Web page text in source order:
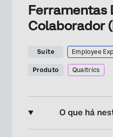
Ferramentas
Colaborador
Suite Employee
Produto Qualtrics
O que há